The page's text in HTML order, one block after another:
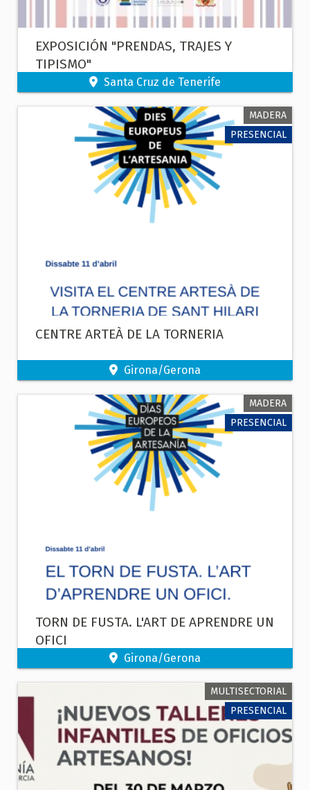
EXPOSICIÓN "PRENDAS, TRAJES Y
TIPISMO"
Santa Cruz de Tenerife
MADERA
PRESENCIAL
CENTRE ARTEÀ DE LA TORNERIA
Girona/Gerona
MADERA
PRESENCIAL
TORN DE FUSTA. L'ART DE APRENDRE UN
OFICI
Girona/Gerona
MULTISECTORIAL
PRESENCIAL